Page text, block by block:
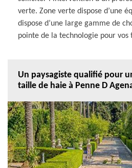
verte. Zone verte dispose d’une
dispose d’une large gamme de
pointe de la technologie pour vos
Un paysagiste qualifié pour
taille de haie à Penne D